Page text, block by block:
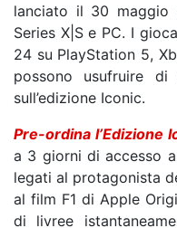
lanciato il 30 maggio
Series X|S e PC. I
24 su PlayStation 5,
possono usufruire
sull’edizione Iconic.
Pre-ordina l’Edizione
a 3 giorni di accesso
legati al protagonista
al film F1 di Apple
di livree